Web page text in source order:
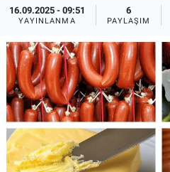
16.09.2025 - 09:51
YAYINLANMA
6
PAYLAŞIM
Eğlence
Ekonomi
Forum